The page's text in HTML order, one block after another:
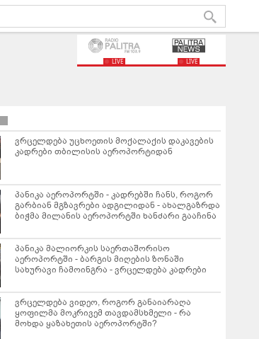
LIVE LIVE
ვრცელდება უცხოეთის მოქალაქის დაკავების
კადრები თბილისის აეროპორტიდან
პანიკა აეროპორტში - კადრებში ჩანს, როგორ
გარბიან მგზავრები ადგილიდან - ახალგაზრდა
ბიჭმა მილანის აეროპორტში ხანძარი გააჩინა
პანიკა მალიორკის საერთაშორისო
აეროპორტში - ბარგის მიღების ზონაში
სახურავი ჩამოინგრა - ვრცელდება კადრები
ვრცელდება ვიდეო, როგორ განაიარაღა
ყოფილმა მოკრივემ თავდამსხმელი - რა
მოხდა ყაზახეთის აეროპორტში?